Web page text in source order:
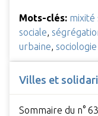
Mots-clés: mixité
sociale
urbaine
Villes et
Sommaire du n°